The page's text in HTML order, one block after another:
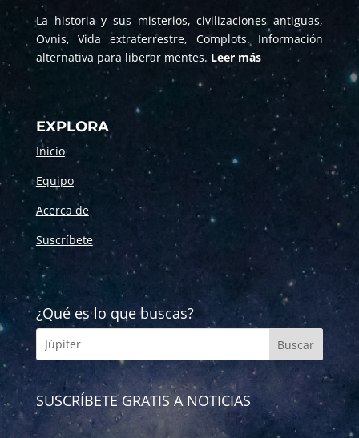
La historia y sus misterios, civilizaciones antiguas,
Ovnis, Vida extraterrestre, Complots. Información
alternativa para liberar mentes. Leer más
EXPLORA
Inicio
Equipo
Acerca de
Suscríbete
¿Qué es lo que buscas?
SUSCRÍBETE GRATIS A NOTICIAS